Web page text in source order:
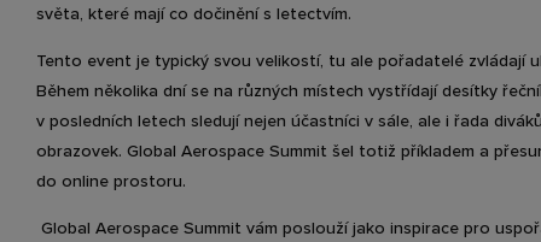
světa, které mají co dočinění s letectvím.
Tento event je typický svou velikostí, tu ale pořadatelé zvládají
Během několika dní se na různých místech vystřídají desítky
v posledních letech sledují nejen účastníci v sále, ale i řada
obrazovek. Global Aerospace Summit šel totiž příkladem a
do online prostoru.
Global Aerospace Summit vám poslouží jako inspirace pro